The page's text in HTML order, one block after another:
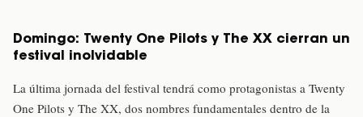
Domingo: Twenty One Pilots y The XX cierran un
festival inolvidable
La última jornada del festival tendrá como protagonistas a Twenty
One Pilots y The XX, dos nombres fundamentales dentro de la